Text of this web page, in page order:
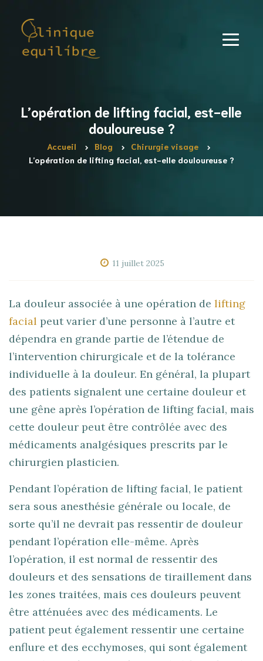
L’opération de lifting facial, est-elle
douloureuse ?
Accueil Blog
Chirurgie visage
L’opération de lifting facial, est-elle douloureuse ?
11 juillet 2025
La douleur associée à une opération de lifting
facial peut varier d’une personne à l’autre et
dépendra en grande partie de l’étendue de
l’intervention chirurgicale et de la tolérance
individuelle à la douleur. En général, la plupart
des patients signalent une certaine douleur et
une gêne après l’opération de lifting facial, mais
cette douleur peut être contrôlée avec des
médicaments analgésiques prescrits par le
chirurgien plasticien.
Pendant l’opération de lifting facial, le patient
sera sous anesthésie générale ou locale, de
sorte qu’il ne devrait pas ressentir de douleur
pendant l’opération elle-même. Après
l’opération, il est normal de ressentir des
douleurs et des sensations de tiraillement dans
les zones traitées, mais ces douleurs peuvent
être atténuées avec des médicaments. Le
patient peut également ressentir une certaine
enflure et des ecchymoses, qui sont également